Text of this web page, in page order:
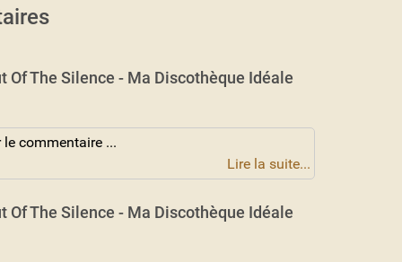
Of The Silence - Ma Discothèque Idéale
commentaire ...
Lire la suite...
Of The Silence - Ma Discothèque Idéale